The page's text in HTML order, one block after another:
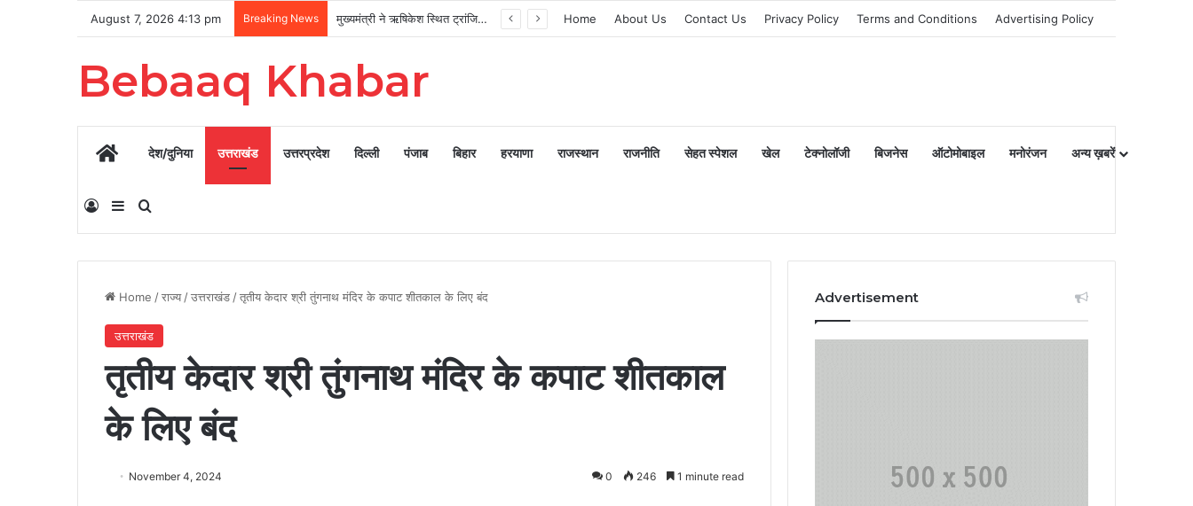
August 7, 2026 4:13 pm Breaking News मुख्यमंत्री ने ऋषिकेश स्थित ट्रांजिट कैंप का किया औचक निरीक्षण Home About Us Contact Us Privacy Policy Terms and Conditions Advertising Policy
Bebaaq Khabar
Homeदेश/दुनिया उत्तराखंड उत्तरप्रदेश दिल्ली पंजाब बिहार हरयाणा राजस्थान राजनीति सेहत स्पेशल खेल टेक्नोलॉजी बिजनेस ऑटोमोबाइल मनोरंजन अन्य ख़बरें
Log InSidebarSearch for
Home /राज्य /उत्तराखंड /तृतीय केदार श्री तुंगनाथ मंदिर के कपाट शीतकाल के लिए बंद
उत्तराखंड
तृतीय केदार श्री तुंगनाथ मंदिर के कपाट शीतकाल
के लिए बंद
November 4, 2024 0 246 1 minute read
Advertisement